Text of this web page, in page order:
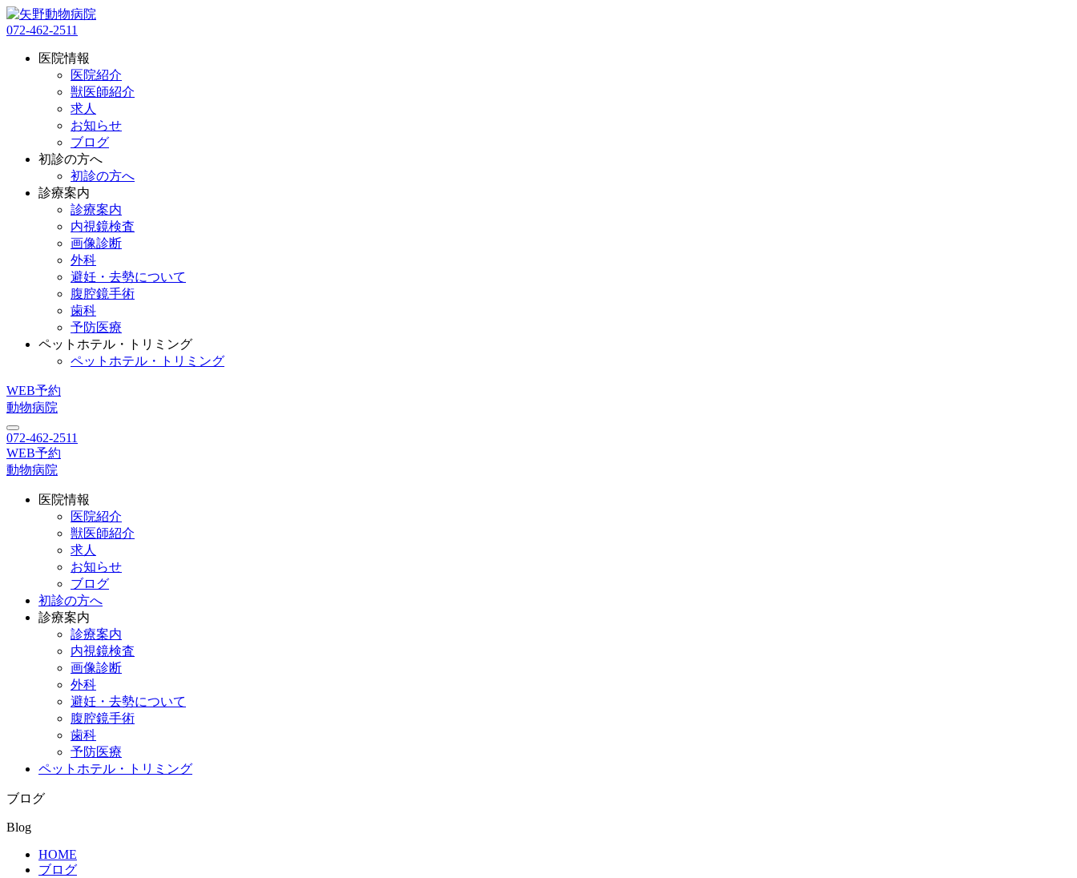
072-462-2511
医院情報
医院紹介
獣医師紹介
求人
お知らせ
ブログ
初診の方へ
初診の方へ
診療案内
診療案内
内視鏡検査
画像診断
外科
避妊・去勢について
腹腔鏡手術
歯科
予防医療
ペットホテル・トリミング
ペットホテル・トリミング
WEB予約
動物病院
072-462-2511
WEB予約
動物病院
医院情報
医院紹介
獣医師紹介
求人
お知らせ
ブログ
初診の方へ
診療案内
診療案内
内視鏡検査
画像診断
外科
避妊・去勢について
腹腔鏡手術
歯科
予防医療
ペットホテル・トリミング
ブログ
Blog
HOME
ブログ